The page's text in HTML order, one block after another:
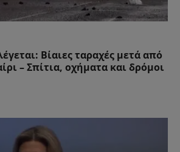
Βίαιες ταραχές μετά από
– Σπίτια, οχήματα και δρόμοι